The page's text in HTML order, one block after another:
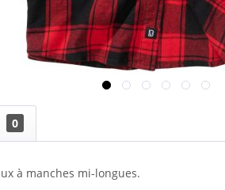
0
à manches mi-longues.